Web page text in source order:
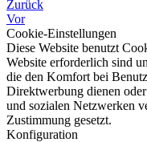
Zurück
Vor
Cookie-Einstellungen
Diese Website benutzt
Website erforderlich sind
die den Komfort bei
Direktwerbung dienen
und sozialen Netzwerken
Zustimmung gesetzt.
Konfiguration